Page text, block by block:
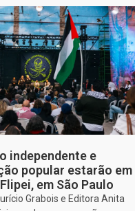
independente e
popular estarão em
em São Paulo
Grabois e Editora Anita